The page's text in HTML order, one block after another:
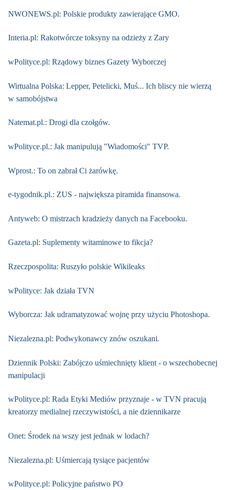
NWONEWS.pl: Polskie produkty zawierające GMO.
Interia.pl: Rakotwórcze toksyny na odzieży z Zary
wPolityce.pl: Rządowy biznes Gazety Wyborczej
Wirtualna Polska: Lepper, Petelicki, Muś... Ich bliscy nie wierzą
w samobójstwa
Natemat.pl.: Drogi dla czołgów.
wPolityce.pl.: Jak manipulują "Wiadomości" TVP.
Wprost.: To on zabrał Ci żarówkę.
e-tygodnik.pl.: ZUS - największa piramida finansowa.
Antyweb: O mistrzach kradzieży danych na Facebooku.
Gazeta.pl: Suplementy witaminowe to fikcja?
Rzeczpospolita: Ruszyło polskie Wikileaks
wPolityce: Jak działa TVN
Wyborcza: Jak udramatyzować wojnę przy użyciu Photoshopa.
Niezalezna.pl: Podwykonawcy znów oszukani.
Dziennik Polski: Zabójczo uśmiechnięty klient - o wszechobecnej
manipulacji
wPolityce.pl: Rada Etyki Mediów przyznaje - w TVN pracują
kreatorzy medialnej rzeczywistości, a nie dziennikarze
Onet: Środek na wszy jest jednak w lodach?
Niezalezna.pl: Uśmiercają tysiące pacjentów
wPolityce.pl: Policyjne państwo PO